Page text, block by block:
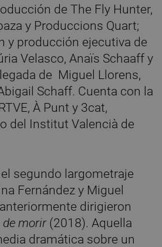
de The Fly Hunter,
y Produccions Quart;
y producción ejecutiva de
Velasco, Anaïs Schaaff y
de Miguel Llorens,
Schaff. Cuenta con la
À Punt y 3cat,
del Institut Valencià de
segundo largometraje
Fernández y Miguel
dirigieron
de morir(2018). Aquella
dramática sobre un